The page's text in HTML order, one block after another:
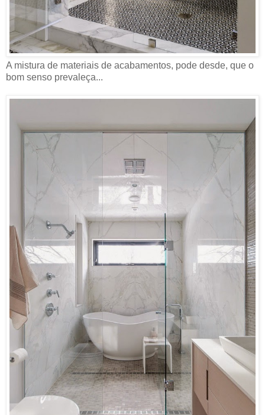
A mistura de materiais de acabamentos, pode desde, que o
bom senso prevaleça...